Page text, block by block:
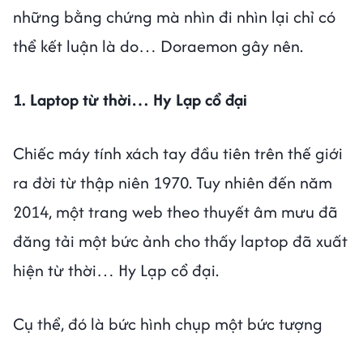
những bằng chứng mà nhìn đi nhìn lại chỉ có
thể kết luận là do… Doraemon gây nên.
1. Laptop từ thời… Hy Lạp cổ đại
Chiếc máy tính xách tay đầu tiên trên thế giới
ra đời từ thập niên 1970. Tuy nhiên đến năm
2014, một trang web theo thuyết âm mưu đã
đăng tải một bức ảnh cho thấy laptop đã xuất
hiện từ thời… Hy Lạp cổ đại.
Cụ thể, đó là bức hình chụp một bức tượng